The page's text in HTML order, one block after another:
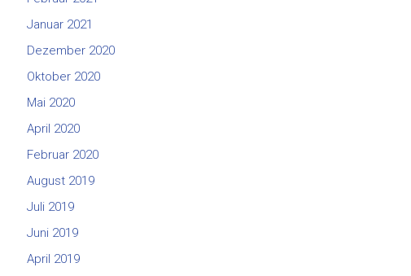
Januar 2021
Dezember 2020
Oktober 2020
Mai 2020
April 2020
Februar 2020
August 2019
Juli 2019
Juni 2019
April 2019